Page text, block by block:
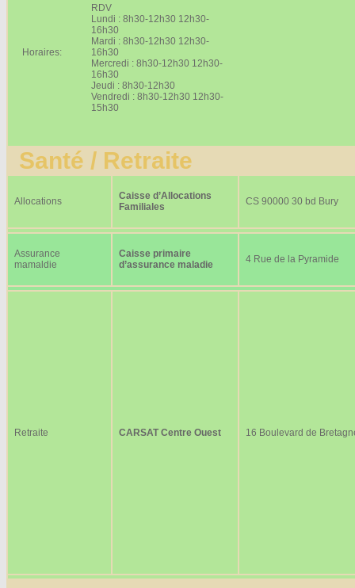
Horaires:
RDV
Lundi : 8h30-12h30 12h30-
16h30
Mardi : 8h30-12h30 12h30-
16h30
Mercredi : 8h30-12h30 12h30-
16h30
Jeudi : 8h30-12h30
Vendredi : 8h30-12h30 12h30-
15h30
Santé / Retraite
Allocations
Caisse d’Allocations
Familiales
CS 90000 30 bd Bury
Assurance
mamaldie
Caisse primaire
d’assurance maladie
4 Rue de la Pyramide
Retraite CARSAT Centre Ouest 16 Boulevard de